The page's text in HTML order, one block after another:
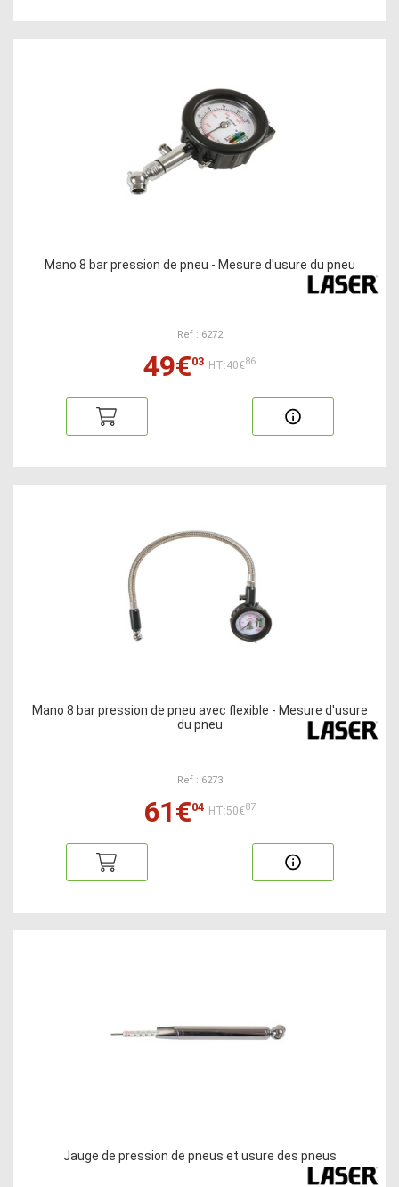
Mano 8 bar pression de pneu - Mesure d'usure du pneu
Ref : 6272
49€03 HT:40€86
Mano 8 bar pression de pneu avec flexible - Mesure d'usure
du pneu
Ref : 6273
61€04 HT:50€87
Jauge de pression de pneus et usure des pneus